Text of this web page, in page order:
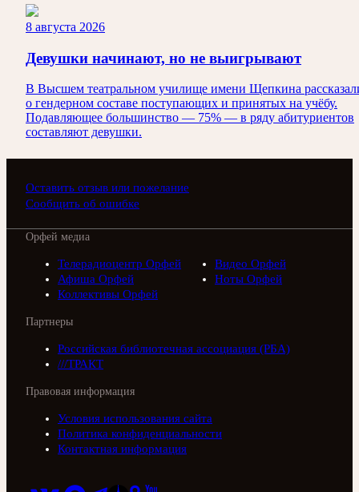
8 августа 2026
Девушки начинают, но не выигрывают
В Высшем театральном училище имени Щепкина
о гендерном составе поступающих и принятых на учёбу.
Подавляющее большинство — 75% — в ряду абитуриентов
составляют девушки.
Оставить отзыв или пожелание
Сообщить об ошибке
Орфей медиа
Телерадиоцентр Орфей
Видео Орфей
Афиша Орфей
Ноты Орфей
Коллективы Орфей
Партнеры
Российская библиотечная ассоциация (РБА)
///ТРАКТ
Правовая информация
Условия использования сайта
Политика конфиденциальности
Контактная информация